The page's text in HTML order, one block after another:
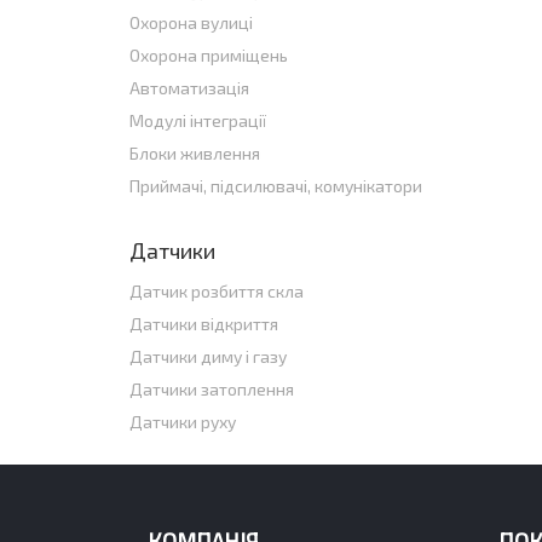
Охорона вулиці
Охорона приміщень
Автоматизація
Модулі інтеграції
Блоки живлення
Приймачі, підсилювачі, комунікатори
Датчики
Датчик розбиття скла
Датчики відкриття
Датчики диму і газу
Датчики затоплення
Датчики руху